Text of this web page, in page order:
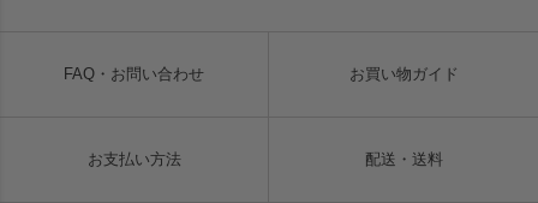
FAQ・お問い合わせ お買い物ガイド
お支払い方法 配送・送料